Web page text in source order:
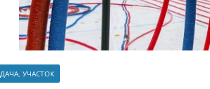
ДАЧА, УЧАСТОК